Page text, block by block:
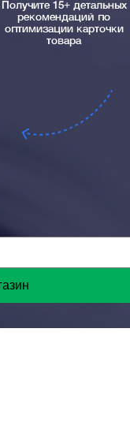
Получите 15+ детальных
рекомендаций по
оптимизации карточки
товара